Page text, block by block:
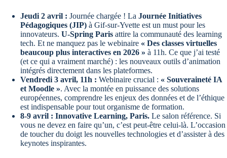
Jeudi 2 avril : Journée chargée ! La Journée Initiatives
Pédagogiques (JIP) à Gif-sur-Yvette est un must pour les
innovateurs. U-Spring Paris attire la communauté des learning
tech. Et ne manquez pas le webinaire « Des classes virtuelles
beaucoup plus interactives en 2026 » à 11h. Ce que j’ai testé
(et ce qui a vraiment marché) : les nouveaux outils d’animation
intégrés directement dans les plateformes.
Vendredi 3 avril, 11h : Webinaire crucial : « Souveraineté IA
et Moodle ». Avec la montée en puissance des solutions
européennes, comprendre les enjeux des données et de l’éthique
est indispensable pour tout organisme de formation.
8-9 avril : Innovative Learning, Paris. Le salon référence. Si
vous ne devez en faire qu’un, c’est peut-être celui-là. L’occasion
de toucher du doigt les nouvelles technologies et d’assister à des
keynotes inspirantes.